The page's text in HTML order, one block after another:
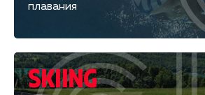
плавания
SKIING